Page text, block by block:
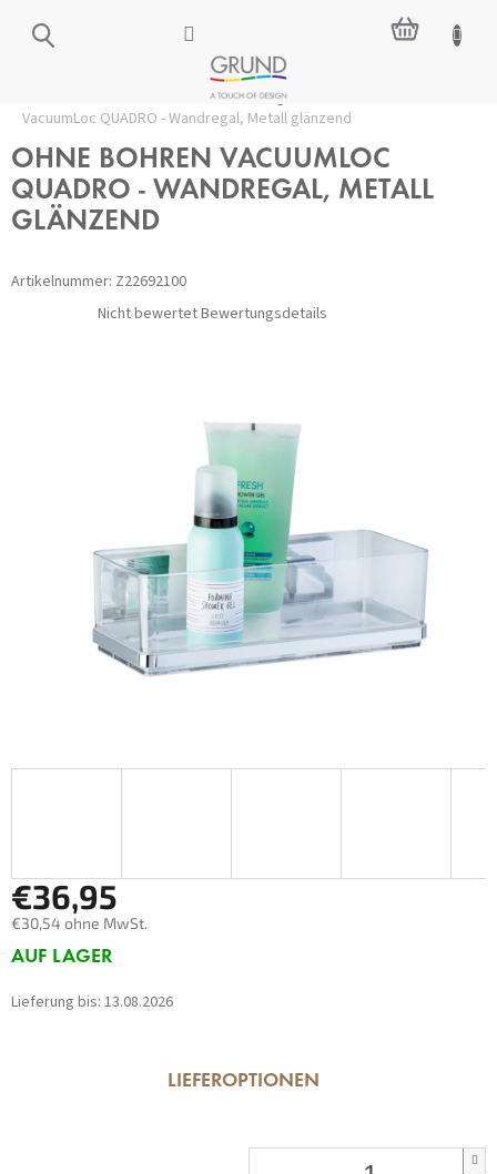
Inhalt
springen
Zubehör ohne Bohren / Regale
VacuumLoc QUADRO - Wandregal, Metall glänzend
OHNE BOHREN VACUUMLOC
QUADRO - WANDREGAL, METALL
GLÄNZEND
Artikelnummer: Z22692100
Die
durchschnittliche
Nicht bewertetBewertungsdetails
€36,95
€30,54 ohne MwSt.
Verkaufspreis:
AUF LAGER
Lieferung bis: 13.08.2026
LIEFEROPTIONEN